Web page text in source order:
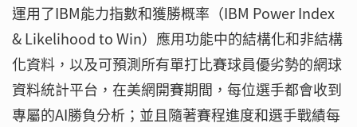
運用了IBM能力指數和獲勝概率（IBM Power Index
& Likelihood to Win）應用功能中的結構化和非結構
化資料，以及可預測所有單打比賽球員優劣勢的網球
資料統計平台，在美網開賽期間，每位選手都會收到
專屬的AI勝負分析；並且隨著賽程進度和選手戰績每